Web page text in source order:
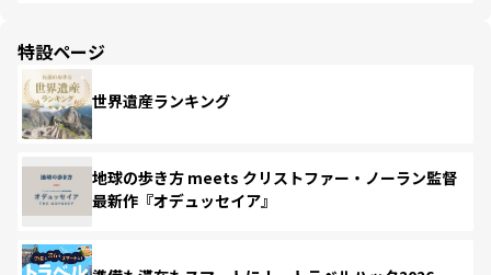
特設ページ
世界遺産ランキング
地球の歩き方 meets クリストファー・ノーラン監督
最新作『オデュッセイア』